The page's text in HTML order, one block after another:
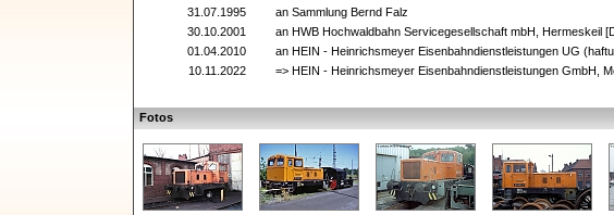
31.07.1995
an Sammlung Bernd Falz
30.10.2001
an HWB Hochwaldbahn Servicegesellschaft mbH, Hermeskeil
01.04.2010
an HEIN - Heinrichsmeyer Eisenbahndienstleistungen UG
10.11.2022
=> HEIN - Heinrichsmeyer Eisenbahndienstleistungen GmbH,
Fotos